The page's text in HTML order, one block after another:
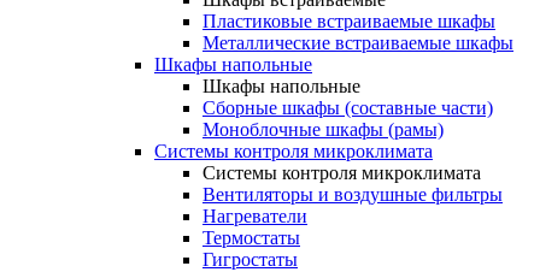
Пластиковые встраиваемые шкафы
Металлические встраиваемые шкафы
Шкафы напольные
Шкафы напольные
Сборные шкафы (составные части)
Моноблочные шкафы (рамы)
Системы контроля микроклимата
Системы контроля микроклимата
Вентиляторы и воздушные фильтры
Нагреватели
Термостаты
Гигростаты